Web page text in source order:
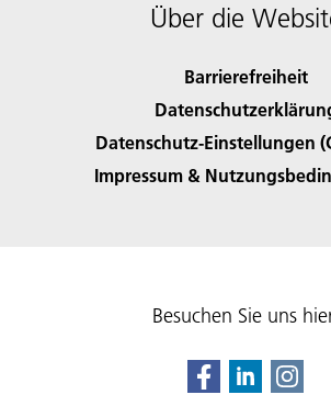
Über die
Barrierefreiheit
Datenschutz-Einstellungen
Impressum &
Besuchen Sie uns